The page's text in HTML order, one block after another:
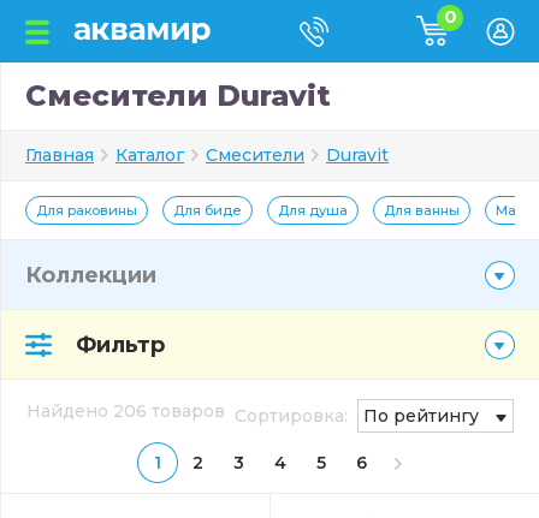
0
Смесители Duravit
Главная Каталог Смесители Duravit
Для раковины Для биде Для душа Для ванны
Коллекции
Фильтр
Найдено 206 товаров
1 2 3 4 5 6
Сортировка: По рейтингу